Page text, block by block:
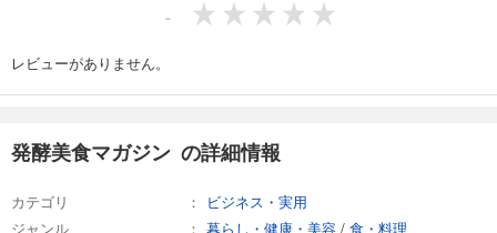
このたび、『発酵美食』の記事を抜粋して１冊にまとめました。
る方まで
発酵食がかなえてくれる健康やキレイに関する情報を
ギュギュっと厳選してお届けします。
＜目次＞
●巻頭特集 魅惑の「発酵王国」・長野県を探る。
●おうちで味わう「発酵食レシピ」
-
レビューがありません。
発酵美食マガジン の詳細情報
カテゴリ
ビジネス・実用
ジャンル
暮らし・健康・美容 / 食・料理